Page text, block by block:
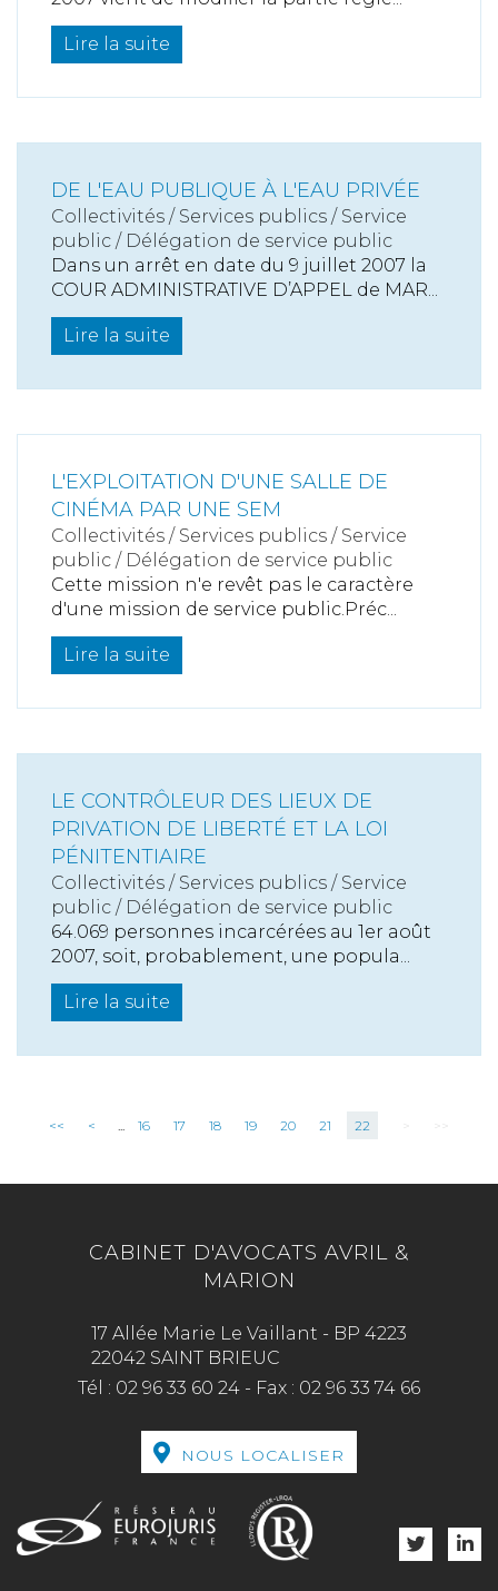
Lire la suite
DE L'EAU PUBLIQUE À L'EAU PRIVÉE
Collectivités / Services publics / Service
public / Délégation de service public
Dans un arrêt en date du 9 juillet 2007 la
COUR ADMINISTRATIVE D’APPEL de MAR...
Lire la suite
L'EXPLOITATION D'UNE SALLE DE
CINÉMA PAR UNE SEM
Collectivités / Services publics / Service
public / Délégation de service public
Cette mission n'e revêt pas le caractère
d'une mission de service public.Préc...
Lire la suite
LE CONTRÔLEUR DES LIEUX DE
PRIVATION DE LIBERTÉ ET LA LOI
PÉNITENTIAIRE
Collectivités / Services publics / Service
public / Délégation de service public
64.069 personnes incarcérées au 1er août
2007, soit, probablement, une popula...
Lire la suite
<< < ... 16 17 18 19 20 21 22
CABINET D'AVOCATS AVRIL &
MARION
17 Allée Marie Le Vaillant - BP 4223
22042 SAINT BRIEUC
Tél : 02 96 33 60 24 - Fax : 02 96 33 74 66
NOUS LOCALISER